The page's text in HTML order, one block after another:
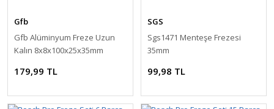
Gfb
Gfb Alüminyum Freze Uzun
Kalın 8x8x100x25x35mm
179,99 TL
SGS
Sgs1471 Menteşe Frezesi
35mm
99,98 TL